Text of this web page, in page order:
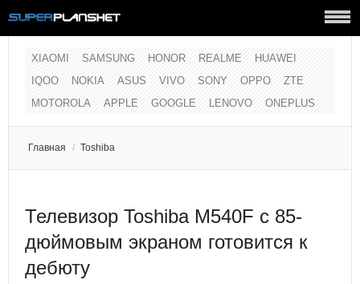
XIAOMI SAMSUNG HONOR REALME
HUAWEI
IQOO
NOKIA ASUS VIVO SONY OPPO
ZTE
MOTOROLA
APPLE GOOGLE LENOVO ONEPLUS
Главная / Toshiba
Телевизор Toshiba M540F с 85-
дюймовым экраном готовится к
дебюту